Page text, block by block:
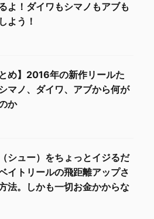
よ！ダイワもシマノもアブも
よう！
とめ】2016年の新作リールた
マノ、ダイワ、アブから何が
か
シュー）をちょっとイジるだ
イトリールの飛距離アップさ
法。しかも一切お金かからな